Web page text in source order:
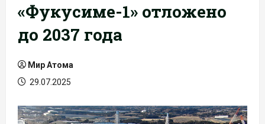
«Фукусиме-1» отложено
до 2037 года
Мир Атома
29.07.2025